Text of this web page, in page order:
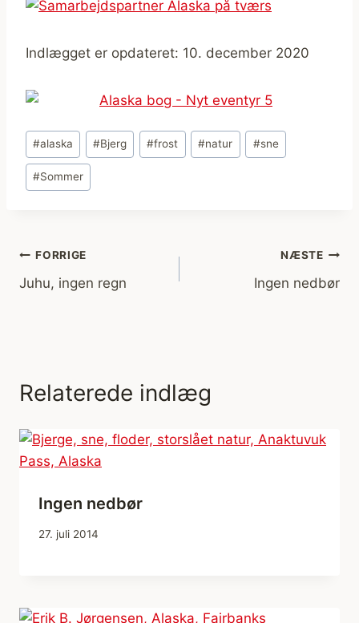
Indlægget er opdateret: 10. december 2020
Indlæg-
tags:
#alaska #Bjerg #frost #natur #sne
#Sommer
Indlægsnavigation
FORRIGE
Juhu, ingen regn
NÆSTE
Ingen nedbør
Relaterede indlæg
Ingen nedbør
27. juli 2014